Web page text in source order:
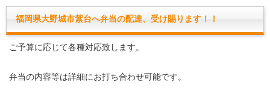
福岡県大野城市紫台へ弁当の配達、受け賜ります！！
ご予算に応じて各種対応致します。
弁当の内容等は詳細にお打ち合わせ可能です。